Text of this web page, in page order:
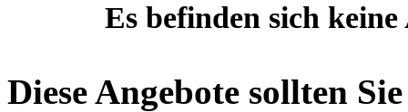
Es befinden sich
Diese Angebote sollten